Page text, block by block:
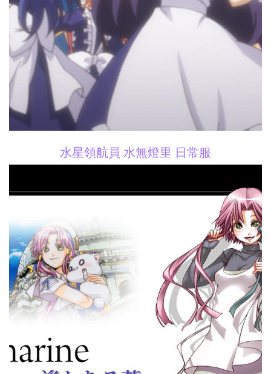
水星領航員 水無燈里 日常服